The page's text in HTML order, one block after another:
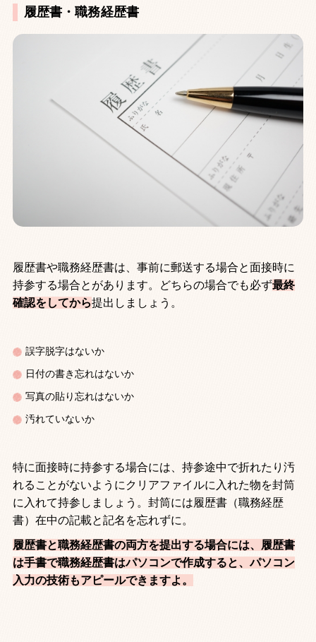
履歴書・職務経歴書
履歴書や職務経歴書は、事前に郵送する場合と面接時に
持参する場合とがあります。どちらの場合でも必ず最終
確認をしてから提出しましょう。
誤字脱字はないか
日付の書き忘れはないか
写真の貼り忘れはないか
汚れていないか
特に面接時に持参する場合には、持参途中で折れたり汚
れることがないようにクリアファイルに入れた物を封筒
に入れて持参しましょう。封筒には履歴書（職務経歴
書）在中の記載と記名を忘れずに。
履歴書と職務経歴書の両方を提出する場合には、履歴書
は手書で職務経歴書はパソコンで作成すると、パソコン
入力の技術もアピールできますよ。